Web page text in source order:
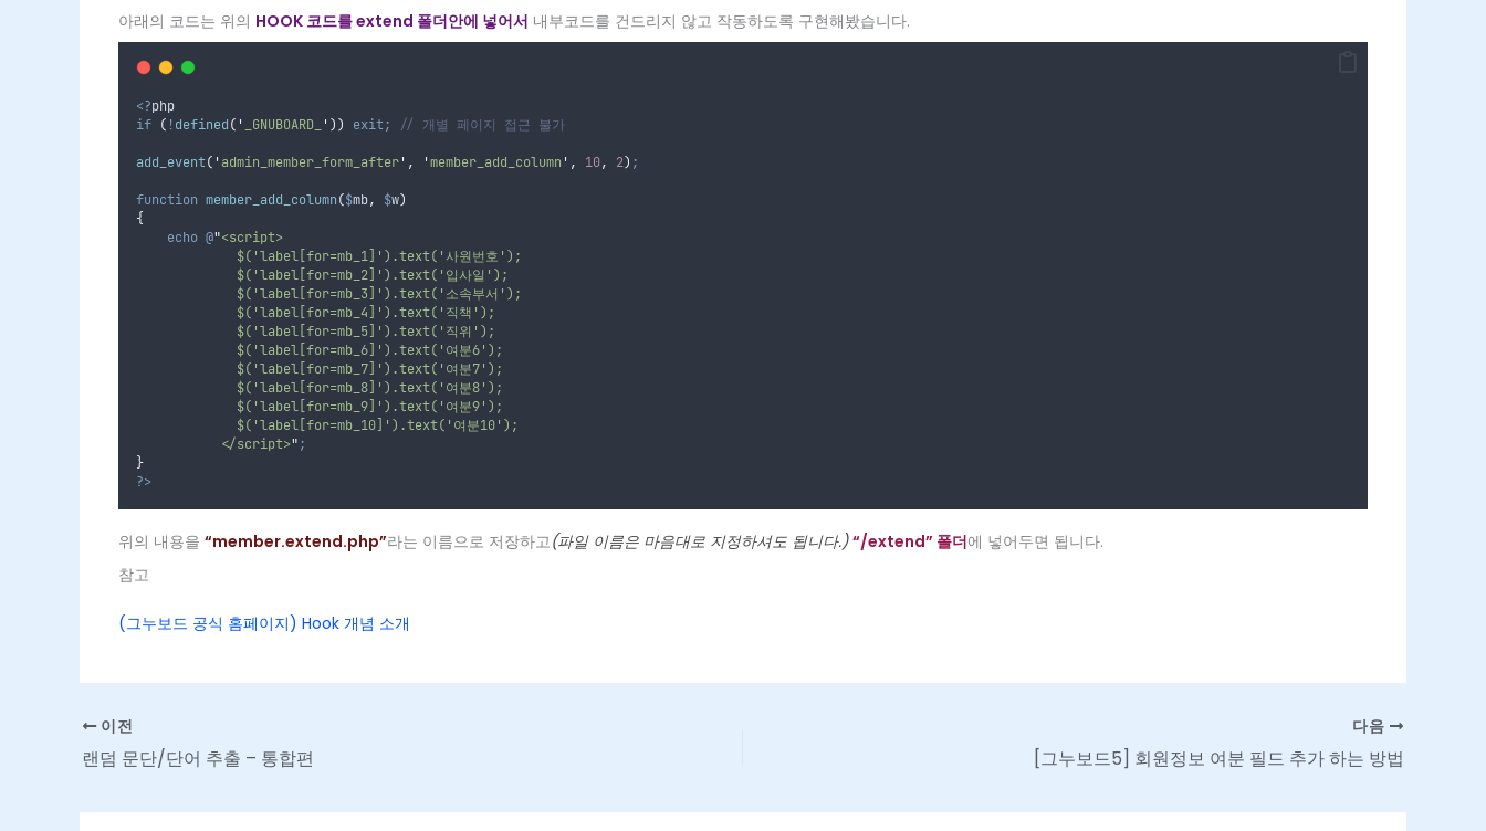
아래의 코드는 위의 HOOK 코드를 extend 폴더안에 넣어서 내부코드를 건드리지 않고 작동하도록 구현해봤습니다.
<?php
if ( !defined( ' _GNUBOARD_ ' )) exit; // 개별 페이지 접근 불가
add_event( ' admin_member_form_after' , 'member_add_column ' , 10, 2) ;
function member_add_column($mb, $w)
{
echo @"<script>
             $('label[for=mb_1]').text('사원번호');
             $('label[for=mb_2]').text('입사일');
             $('label[for=mb_3]').text('소속부서');
             $('label[for=mb_4]').text('직책');
             $('label[for=mb_5]').text('직위');
             $('label[for=mb_6]').text('여분6');
             $('label[for=mb_7]').text('여분7');
             $('label[for=mb_8]').text('여분8');
             $('label[for=mb_9]').text('여분9');
             $('label[for=mb_10]').text('여분10');
           </script>
";
}
?>
위의 내용을 “member.extend.php”라는 이름으로 저장하고(파일 이름은 마음대로 지정하셔도 됩니다.) “/extend” 폴더에 넣어두면 됩니다.
참고
(그누보드 공식 홈페이지) Hook 개념 소개
이전
랜덤 문단/단어 추출 – 통합편
다음
[그누보드5] 회원정보 여분 필드 추가 하는 방법